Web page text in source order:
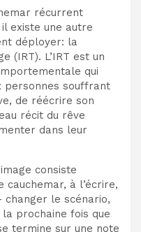
récurrent
existe une autre
déployer: la
(IRT). L’IRT est un
qui
personnes souffrant
de réécrire son
récit du rêve
dans leur
consiste
à l’écrire,
changer le scénario,
prochaine fois que
termine sur une note